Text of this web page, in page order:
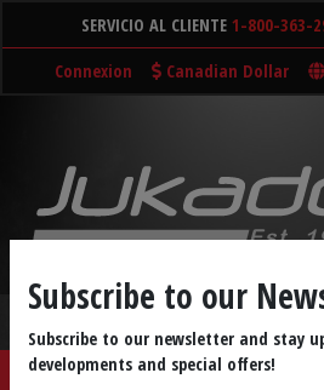
SERVICIO AL CLIENTE 1-800-363-
Canadian Dollar
Connexion
Home Tatamis Cart (0)
Subscribe to our
Subscribe to our newsletter and stay
developments and special offers!